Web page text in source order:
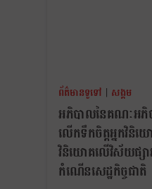
ព័ត៌មានទូទៅ | សង្គម
អភិបាលនៃគណៈអភិ
លើកទឹកចិត្តអ្នកវិនិយ
វិនិយោគលើវិស័យផ្សា
កំណើនសេដ្ឋកិច្ចជាតិ